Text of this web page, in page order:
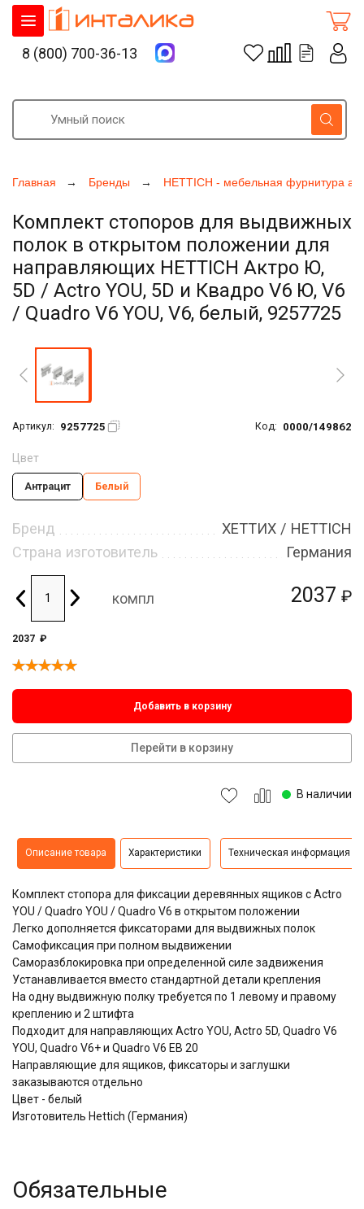
Главная Бренды HETTICH - мебельная фурнитура
Комплект стопоров для выдвижных
полок в открытом положении для
направляющих HETTICH Актро Ю,
5D / Actro YOU, 5D и Квадро V6 Ю, V6
/ Quadro V6 YOU, V6, белый, 9257725
Артикул: 9257725 Код: 0000/149862
2037 ₽
Цвет
Антрацит Белый
Бренд
ХЕТТИХ / HETTICH
Страна изготовитель
Германия
компл
2037 ₽
Добавить в корзину
Перейти в корзину
В наличии
Описание товара Характеристики Техническая информация
Комплект стопора для фиксации деревянных ящиков с Actro
YOU / Quadro YOU / Quadro V6 в открытом положении
Легко дополняется фиксаторами для выдвижных полок
Самофиксация при полном выдвижении
Саморазблокировка при определенной силе задвижения
Устанавливается вместо стандартной детали крепления
На одну выдвижную полку требуется по 1 левому и правому
креплению и 2 штифта
Подходит для направляющих Actro YOU, Actro 5D, Quadro V6
YOU, Quadro V6+ и Quadro V6 EB 20
Направляющие для ящиков, фиксаторы и заглушки
заказываются отдельно
Цвет - белый
Изготовитель Hettich (Германия)
Обязательные
8 (800) 700-36-13